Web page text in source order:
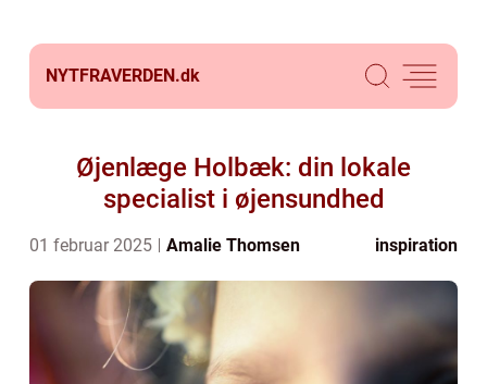
NYTFRAVERDEN.dk
Øjenlæge Holbæk: din lokale
specialist i øjensundhed
01 februar 2025 Amalie Thomsen inspiration